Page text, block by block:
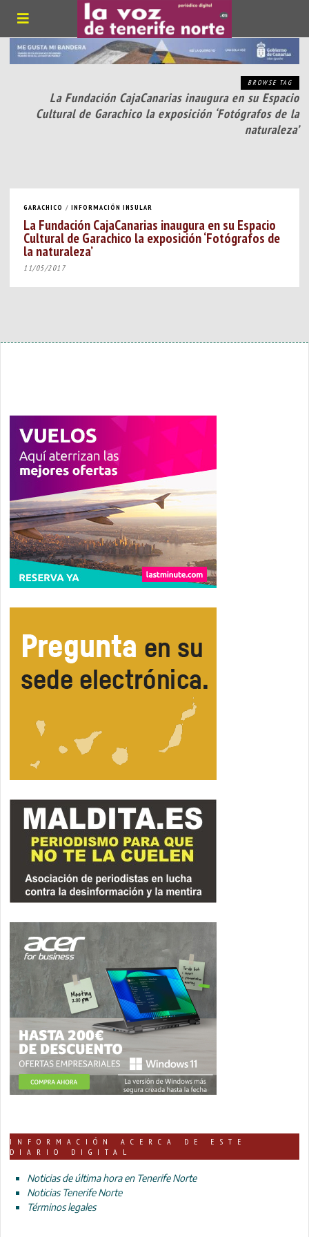
BROWSE TAG
La Fundación CajaCanarias inaugura en su Espacio
Cultural de Garachico la exposición ‘Fotógrafos de la
naturaleza’
GARACHICO / INFORMACIÓN INSULAR
La Fundación CajaCanarias inaugura en su Espacio
Cultural de Garachico la exposición ‘Fotógrafos de
la naturaleza’
11/05/2017
INFORMACIÓN ACERCA DE ESTE
DIARIO DIGITAL
Noticias de última hora en Tenerife Norte
Noticias Tenerife Norte
Términos legales